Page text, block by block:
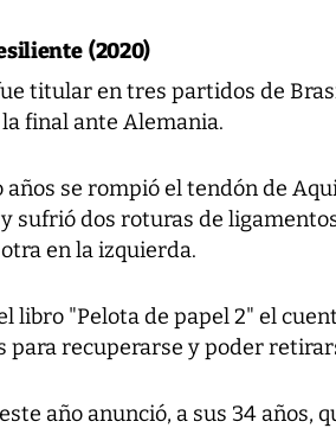
(2020)
titular en tres partidos de
final ante Alemania.
se rompió el tendón de
sufrió dos roturas de
en la izquierda.
libro "Pelota de papel 2" el
para recuperarse y poder
año anunció, a sus 34 años,